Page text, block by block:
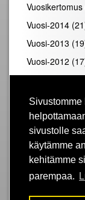
Sivustomme
sivustolle
käytämme
kehitämme
parempaa.
Vuosikertomus
Vuosi-2014
Vuosi-2013
Vuosi-2012
Vuosi-2010
Vuosi-2009
Vuosi-2008
Vuosi-2007